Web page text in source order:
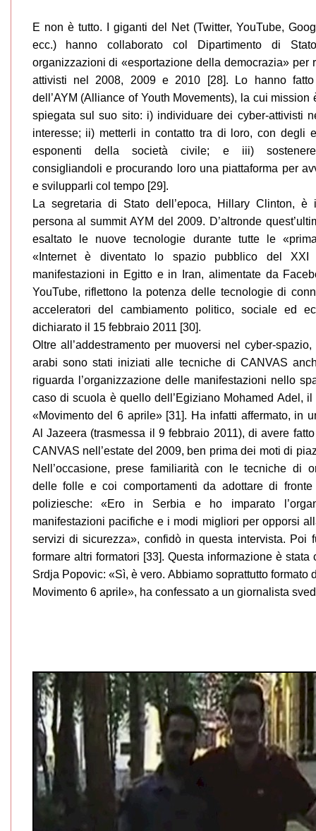
E non è tutto. I giganti del Net (Twitter, YouTube,
ecc.) hanno collaborato col Dipartimento di
organizzazioni di «esportazione della democrazia» per
attivisti nel 2008, 2009 e 2010 [28]. Lo hanno fatto
dell’AYM (Alliance of Youth Movements), la cui mission
spiegata sul suo sito: i) individuare dei cyber-attivisti
interesse; ii) metterli in contatto tra di loro, con degli
esponenti della società civile; e iii) sostenere
consigliandoli e procurando loro una piattaforma per
e svilupparli col tempo [29].
La segretaria di Stato dell’epoca, Hillary Clinton, è
persona al summit AYM del 2009. D’altronde
esaltato le nuove tecnologie durante tutte le
«Internet è diventato lo spazio pubblico del XXI
manifestazioni in Egitto e in Iran, alimentate da
YouTube, riflettono la potenza delle tecnologie di
acceleratori del cambiamento politico, sociale ed
dichiarato il 15 febbraio 2011 [30].
Oltre all’addestramento per muoversi nel cyber-
arabi sono stati iniziati alle tecniche di CANVAS
riguarda l’organizzazione delle manifestazioni nello
caso di scuola è quello dell’Egiziano Mohamed Adel,
«Movimento del 6 aprile» [31]. Ha infatti affermato, in
Al Jazeera (trasmessa il 9 febbraio 2011), di avere
CANVAS nell’estate del 2009, ben prima dei moti di
Nell’occasione, prese familiarità con le tecniche di
delle folle e coi comportamenti da adottare di
poliziesche: «Ero in Serbia e ho imparato
manifestazioni pacifiche e i modi migliori per opporsi
servizi di sicurezza», confidò in questa intervista. Poi
formare altri formatori [33]. Questa informazione è stata
Srdja Popovic: «Sì, è vero. Abbiamo soprattutto formato
Movimento 6 aprile», ha confessato a un giornalista